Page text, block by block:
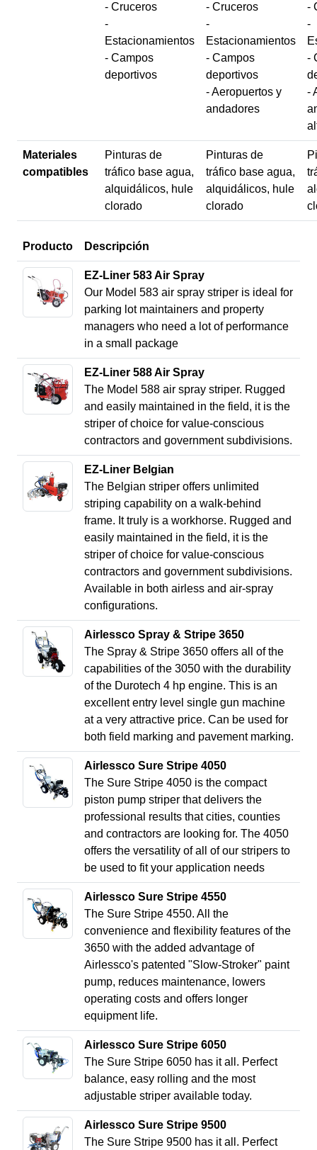
- Cruceros
-
Estacionamientos
- Campos
deportivos
- Cruceros
-
Estacionamientos
- Campos
deportivos
- Aeropuertos y
andadores
-
-
-
-
Materiales
compatibles
Pinturas de
tráfico base agua,
alquidálicos, hule
clorado
Pinturas de
tráfico base agua,
alquidálicos, hule
clorado
Producto Descripción
EZ-Liner 583 Air Spray
Our Model 583 air spray striper is ideal for
parking lot maintainers and property
managers who need a lot of performance
in a small package
EZ-Liner 588 Air Spray
The Model 588 air spray striper. Rugged
and easily maintained in the field, it is the
striper of choice for value-conscious
contractors and government subdivisions.
EZ-Liner Belgian
The Belgian striper offers unlimited
striping capability on a walk-behind
frame. It truly is a workhorse. Rugged and
easily maintained in the field, it is the
striper of choice for value-conscious
contractors and government subdivisions.
Available in both airless and air-spray
configurations.
Airlessco Spray & Stripe 3650
The Spray & Stripe 3650 offers all of the
capabilities of the 3050 with the durability
of the Durotech 4 hp engine. This is an
excellent entry level single gun machine
at a very attractive price. Can be used for
both field marking and pavement marking.
Airlessco Sure Stripe 4050
The Sure Stripe 4050 is the compact
piston pump striper that delivers the
professional results that cities, counties
and contractors are looking for. The 4050
offers the versatility of all of our stripers to
be used to fit your application needs
Airlessco Sure Stripe 4550
The Sure Stripe 4550. All the
convenience and flexibility features of the
3650 with the added advantage of
Airlessco's patented "Slow-Stroker" paint
pump, reduces maintenance, lowers
operating costs and offers longer
equipment life.
Airlessco Sure Stripe 6050
The Sure Stripe 6050 has it all. Perfect
balance, easy rolling and the most
adjustable striper available today.
Airlessco Sure Stripe 9500
The Sure Stripe 9500 has it all. Perfect